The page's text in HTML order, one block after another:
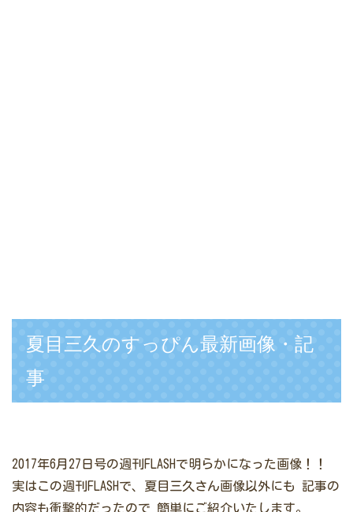
夏目三久のすっぴん最新画像・記
事
2017年6月27日号の週刊FLASHで明らかになった画像！！
実はこの週刊FLASHで、夏目三久さん画像以外にも
記事の
内容も衝撃的だったので 簡単にご紹介いたします。